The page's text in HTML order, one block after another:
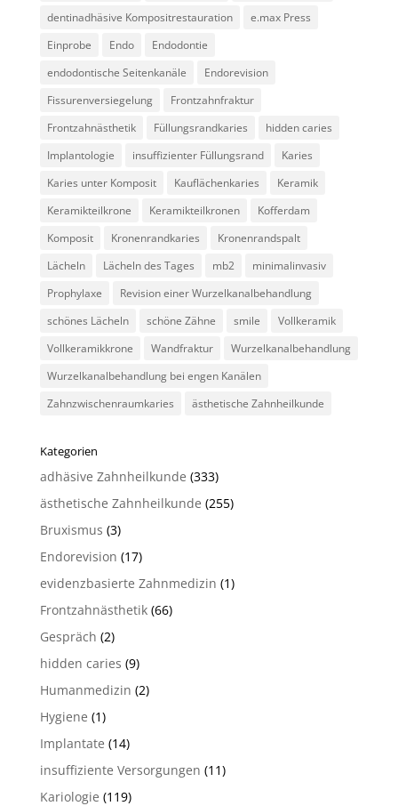
dentinadhäsive Kompositrestauration
e.max Press
Einprobe
Endo
Endodontie
endodontische Seitenkanäle
Endorevision
Fissurenversiegelung
Frontzahnfraktur
Frontzahnästhetik
Füllungsrandkaries
hidden caries
Implantologie
insuffizienter Füllungsrand
Karies
Karies unter Komposit
Kauflächenkaries
Keramik
Keramikteilkrone
Keramikteilkronen
Kofferdam
Komposit
Kronenrandkaries
Kronenrandspalt
Lächeln
Lächeln des Tages mb2
minimalinvasiv
Prophylaxe
Revision einer Wurzelkanalbehandlung
schönes Lächeln
schöne Zähne smile
Vollkeramik
Vollkeramikkrone
Wandfraktur
Wurzelkanalbehandlung
Wurzelkanalbehandlung bei engen Kanälen
Zahnzwischenraumkaries
ästhetische Zahnheilkunde
Kategorien
adhäsive Zahnheilkunde (333)
ästhetische Zahnheilkunde (255)
Bruxismus (3)
Endorevision (17)
evidenzbasierte Zahnmedizin (1)
Frontzahnästhetik(66)
Gespräch (2)
hidden caries (9)
Humanmedizin (2)
Hygiene (1)
Implantate (14)
insuffiziente Versorgungen (11)
Kariologie (119)